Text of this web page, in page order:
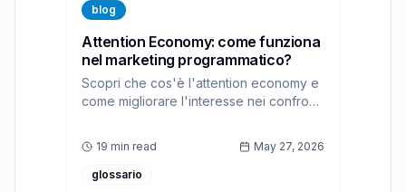
blog
Attention Economy: come funziona
nel marketing programmatico?
Scopri che cos'è l'attention economy e
come migliorare l'interesse nei confronti
19 min read May 27, 2026
glossario